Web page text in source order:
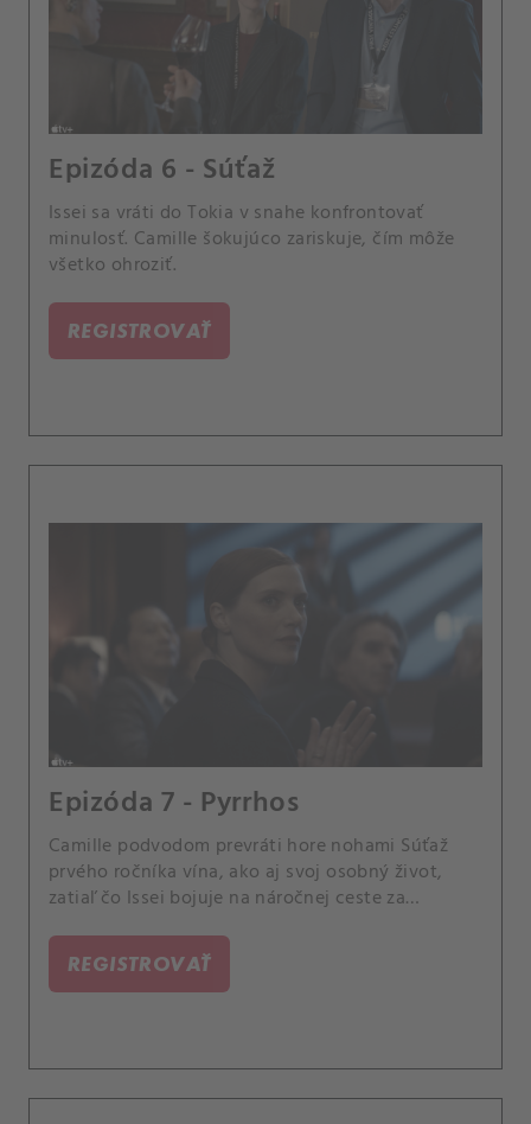
Epizóda 6 - Súťaž
Issei sa vráti do Tokia v snahe konfrontovať
minulosť. Camille šokujúco zariskuje, čím môže
všetko ohroziť.
REGISTROVAŤ
Epizóda 7 - Pyrrhos
Camille podvodom prevráti hore nohami Súťaž
prvého ročníka vína, ako aj svoj osobný život,
zatiaľ čo Issei bojuje na náročnej ceste za
REGISTROVAŤ